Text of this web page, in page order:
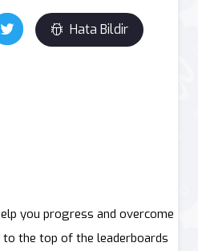
Hata Bildir
you progress and overcome
the top of the leaderboards